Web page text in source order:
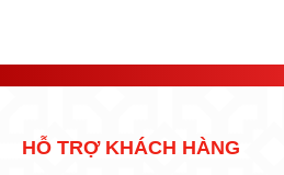
HỖ TRỢ KHÁCH HÀNG